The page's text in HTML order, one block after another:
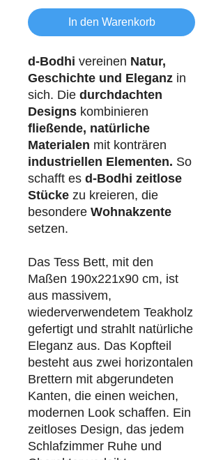
In den Warenkorb
d-Bodhi vereinen Natur,
Geschichte und Eleganz in
sich. Die durchdachten
Designs kombinieren
fließende, natürliche
Materialen mit konträren
industriellen Elementen. So
schafft es d-Bodhi zeitlose
Stücke zu kreieren, die
besondere Wohnakzente
setzen.
Das Tess Bett, mit den
Maßen 190x221x90 cm, ist
aus massivem,
wiederverwendetem Teakholz
gefertigt und strahlt natürliche
Eleganz aus. Das Kopfteil
besteht aus zwei horizontalen
Brettern mit abgerundeten
Kanten, die einen weichen,
modernen Look schaffen. Ein
zeitloses Design, das jedem
Schlafzimmer Ruhe und